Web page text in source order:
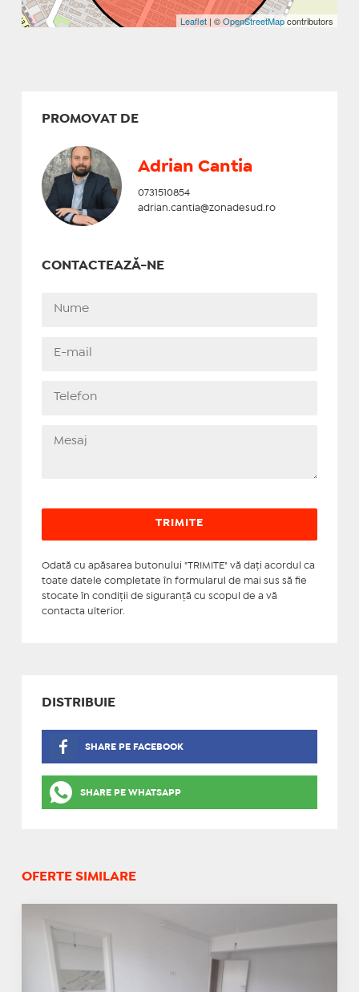
Leaflet | ©OpenStreetMapcontributors
PROMOVAT DE
Adrian Cantia
0731510854
adrian.cantia@zonadesud.ro
CONTACTEAZĂ-NE
Odată cu apăsarea butonului "TRIMITE" vă daţi acordul ca
toate datele completate în formularul de mai sus să fie
stocate în condiţii de siguranţă cu scopul de a vă
contacta ulterior.
DISTRIBUIE
SHARE PE FACEBOOK
SHARE PE WHATSAPP
OFERTE SIMILARE